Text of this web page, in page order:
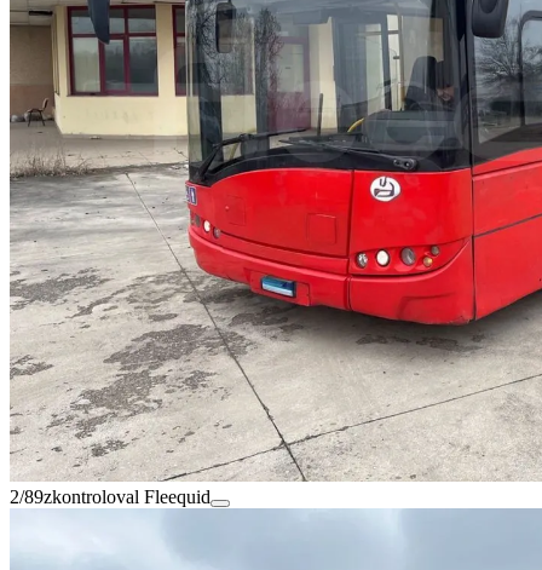
2/89zkontroloval Fleequid